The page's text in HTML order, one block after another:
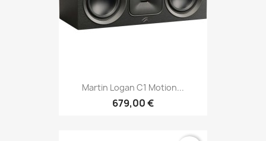
Martin Logan C1 Motion...
679,00 €